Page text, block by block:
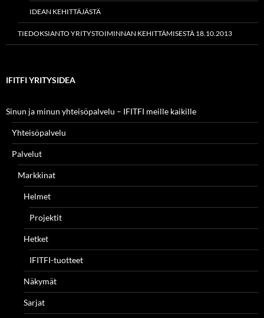
IDEAN KEHITTÄJÄSTÄ
TIEDOKSIANTO YRITYSTOIMINNAN KEHITTÄMISESTÄ 18.10.2013
IFITFI YRITYSIDEA
Sinun ja minun yhteisöpalvelu – IFITFI meille kaikille
Yhteisöpalvelu
Palvelut
Markkinat
Helmet
Projektit
Hetket
IFITFI-tuotteet
Näkymät
Sarjat